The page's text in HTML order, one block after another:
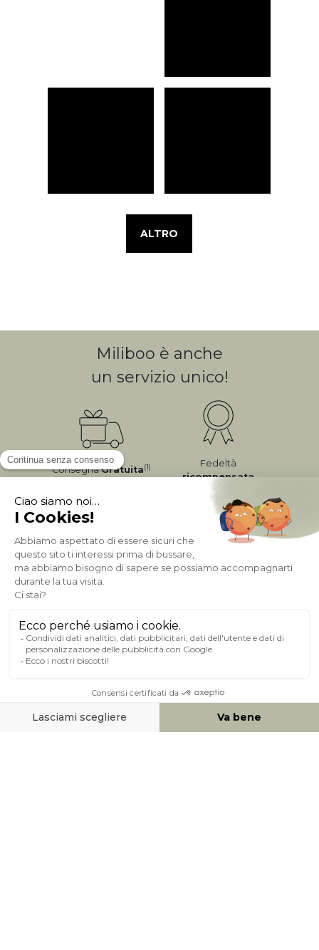
ALTRO
Miliboo è anche
un servizio unico!
ConsegnaGratuita(1)
Fedeltà
ricompensata
Pagamento sicuro
A PROPOSITO DI MILIBOO
AIUTO & CONTATTO